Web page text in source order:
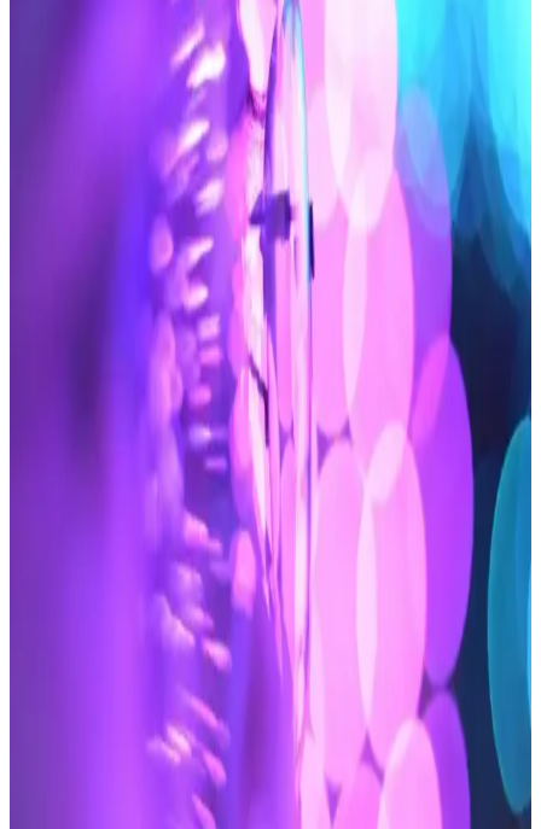
Clorethyl Soğutucu Sprey, lazer epilasyon ve anestezik
uygulamalarda ciltte hızlı soğutma ve ağrı azaltıcı etki sağlar. 3'lü
paket, pratik kullanım ve konfor sunar. Türkiye üretimi, cilt
Veet Hassas Ciltler İçin Güvenli Ağda Ürünleri ve
Kullanım İpuçları
Veet'in hassas ciltler için geliştirilmiş ağda ürünleri, yatıştırıcı
içerikleriyle tahrişi azaltır, doğru kullanım ve bakım önerileriyle
güvenli epilasyon sağlar.
Marketlerde Satılan Bıyık Ağdası: Kullanımı,
Özellikleri ve Pratik Yüz Bakımı Yöntemleri
Marketlerde bulunan bıyık ağdaları, kolay kullanımı ve güvenli
yapısıyla yüz kıllarını pratik şekilde almanızı sağlar. Evde bakım için
ideal, ekonomik ve etkili epilasyon seçeneği sunar.
2025'te Migros'ta Ağda Banı Seçimiyle Pürüzsüz
Migros'ta 2025'in en iyi ağda banı modelleri ve kullanım ipuçlarıyla
pürüzsüz cilde kavuşun. Hemen keşfedin!
2025'te Braun Silk Expert Pro 5 PL5154 ile Evde
Kalıcı Epilasyonun Sırları
Braun Silk Expert Pro 5 PL5154 ile evde pürüzsüz cilde kavuşun.
Teknolojik özelliklerini ve kullanıcı yorumlarını hemen inceleyin!
Isparta'da 2025'te Lazer Epilasyonun 5 Sırrı:
Gerçek Deneyimler ve Uzman Seçimi